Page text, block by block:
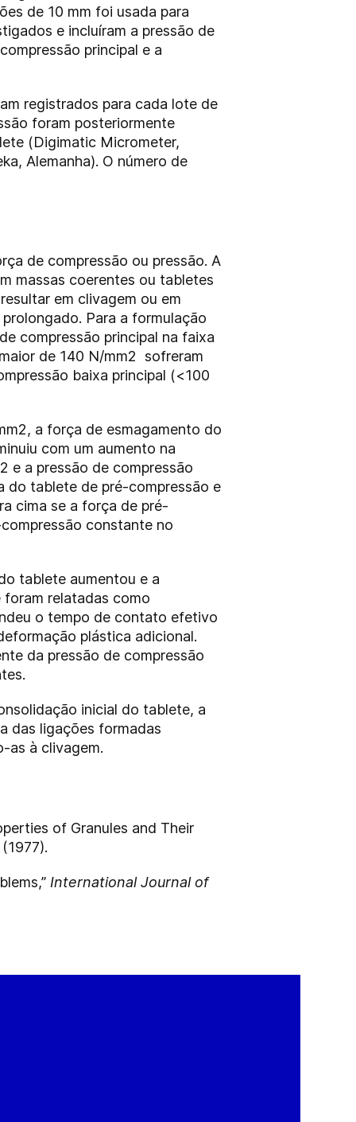
de 10 mm foi usada para
e incluíram a pressão de
principal e a
registrados para cada lote de
foram posteriormente
(Digimatic Micrometer,
Alemanha). O número de
de compressão ou pressão. A
massas coerentes ou tabletes
em clivagem ou em
Para a formulação
compressão principal na faixa
de 140 N/mm2 sofreram
baixa principal (<100
a força de esmagamento do
com um aumento na
e a pressão de compressão
do tablete de pré-compressão e
cima se a força de pré-
constante no
tablete aumentou e a
relatadas como
o tempo de contato efetivo
plástica adicional.
da pressão de compressão
inicial do tablete, a
das ligações formadas
as à clivagem.
of Granules and Their
International Journal of